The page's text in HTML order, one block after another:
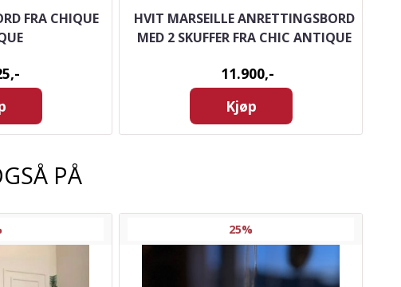
FRA CHIQUE
HVIT MARSEILLE ANRETTINGSBORD
MED 2 SKUFFER FRA CHIC ANTIQUE
11.900,-
Kjøp
PÅ
25%